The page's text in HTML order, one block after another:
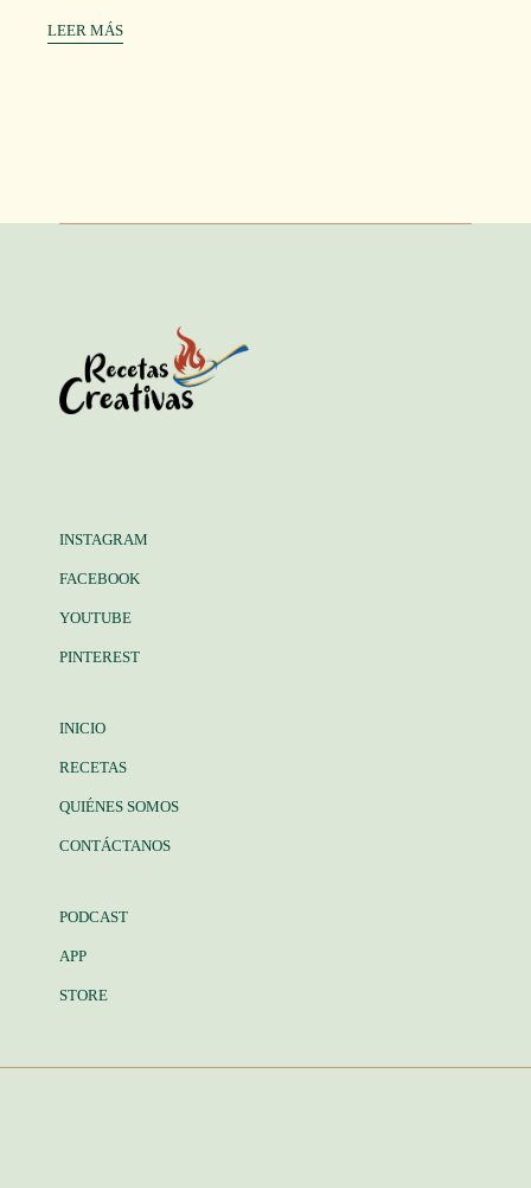
LEER MÁS
INSTAGRAM
FACEBOOK
YOUTUBE
PINTEREST
INICIO
RECETAS
QUIÉNES SOMOS
CONTÁCTANOS
PODCAST
APP
STORE